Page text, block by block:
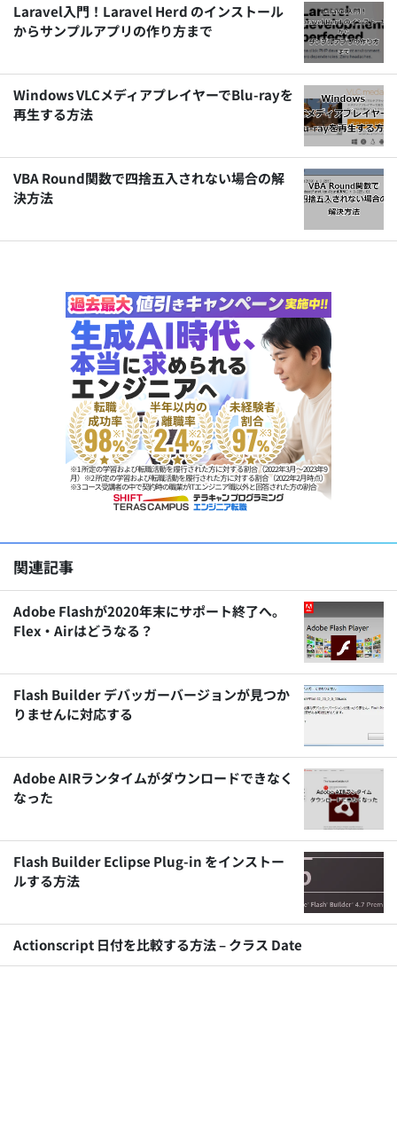
Laravel入門！Laravel Herd のインストール
からサンプルアプリの作り方まで
Windows VLCメディアプレイヤーでBlu-rayを
再生する方法
VBA Round関数で四捨五入されない場合の解
決方法
関連記事
Adobe Flashが2020年末にサポート終了へ。
Flex・Airはどうなる？
Flash Builder デバッガーバージョンが見つか
りませんに対応する
Adobe AIRランタイムがダウンロードできなく
なった
Flash Builder Eclipse Plug-in をインストー
ルする方法
Actionscript 日付を比較する方法 – クラス Date